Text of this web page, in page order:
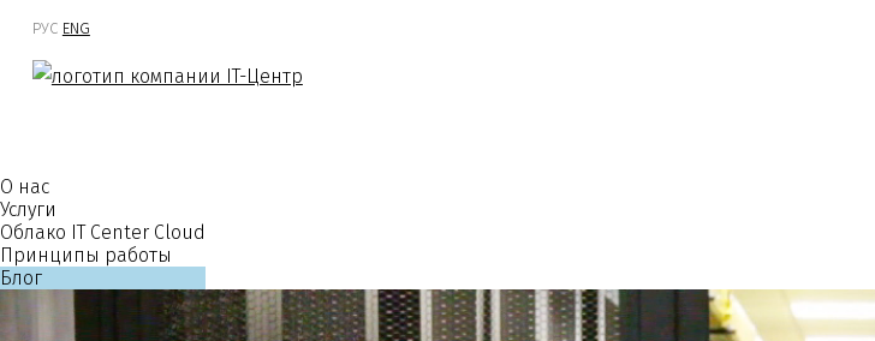
РУС ENG
О нас
Услуги
Облако IT Center Cloud
Принципы работы
Блог